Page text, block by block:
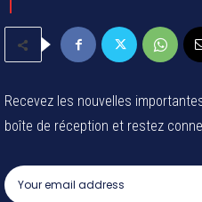
Recevez les nouvelles
boîte de réception et restez